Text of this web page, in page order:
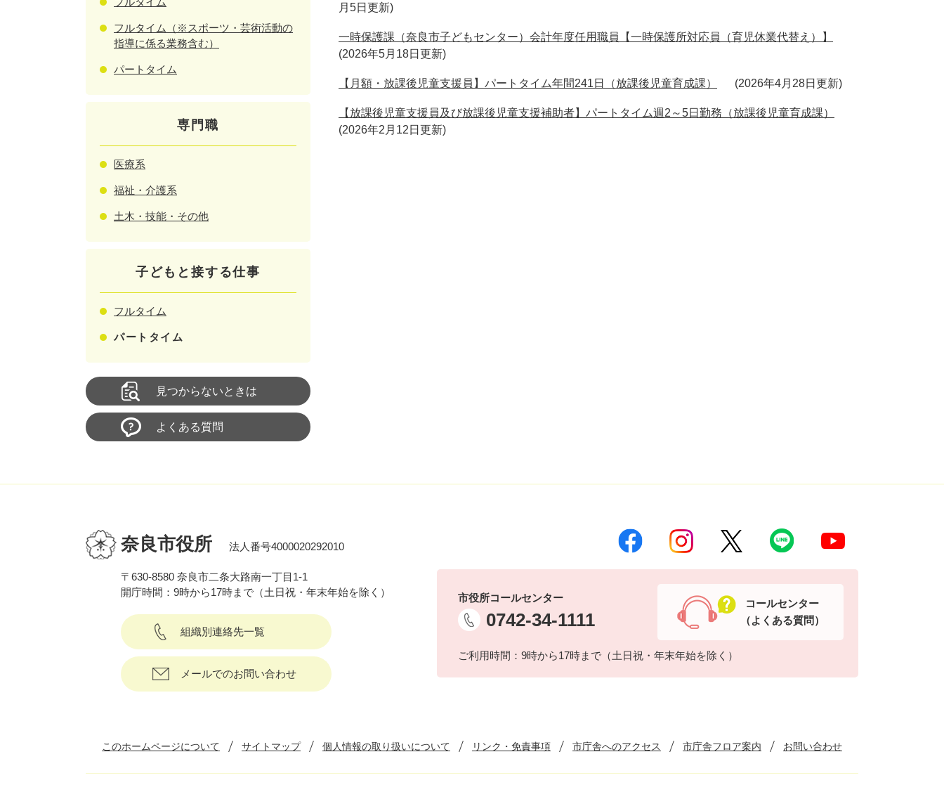
月5日更新
一時保護課（奈良市子どもセンター）会計年度任用職員【一時保護所対応員（育児休業代替え）】
2026年5月18日更新
【月額・放課後児童支援員】パートタイム年間241日（放課後児童育成課） 2026年4月28日更新
【放課後児童支援員及び放課後児童支援補助者】パートタイム週2～5日勤務（放課後児童育成課）
2026年2月12日更新
フルタイム（※スポーツ・芸術活動の
指導に係る業務含む）
パートタイム
専門職
医療系
福祉・介護系
土木・技能・その他
子どもと接する仕事
フルタイム
パートタイム
見つからないときは
よくある質問
奈良市役所 法人番号4000020292010
〒630-8580 奈良市二条大路南一丁目1-1
開庁時間：9時から17時まで（土日祝・年末年始を除く）
組織別連絡先一覧
メールでのお問い合わせ
市役所コールセンター
0742-34-1111
ご利用時間：9時から17時まで（土日祝・年末年始を除く）
コールセンター
（よくある質問）
このホームページについて サイトマップ 個人情報の取り扱いについて リンク・免責事項 市庁舎へのアクセス 市庁舎フロア案内 お問い合わせ